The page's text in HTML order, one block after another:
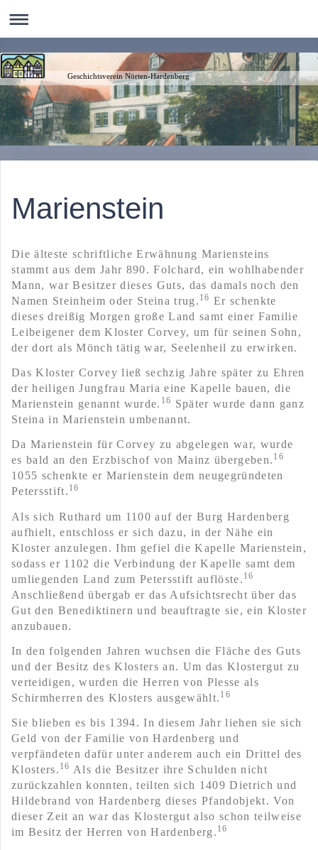
Geschichtsverein Nörten-Hardenberg
Marienstein
Die älteste schriftliche Erwähnung Mariensteins
stammt aus dem Jahr 890. Folchard, ein wohlhabender
Mann, war Besitzer dieses Guts, das damals noch den
Namen Steinheim oder Steina trug. 16 Er schenkte
dieses dreißig Morgen große Land samt einer Familie
Leibeigener dem Kloster Corvey, um für seinen Sohn,
der dort als Mönch tätig war, Seelenheil zu erwirken.
Das Kloster Corvey ließ sechzig Jahre später zu Ehren
der heiligen Jungfrau Maria eine Kapelle bauen, die
Marienstein genannt wurde. 16 Später wurde dann ganz
Steina in Marienstein umbenannt.
Da Marienstein für Corvey zu abgelegen war, wurde
es bald an den Erzbischof von Mainz übergeben. 16
1055 schenkte er Marienstein dem neugegründeten
Petersstift. 16
Als sich Ruthard um 1100 auf der Burg Hardenberg
aufhielt, entschloss er sich dazu, in der Nähe ein
Kloster anzulegen. Ihm gefiel die Kapelle Marienstein,
sodass er 1102 die Verbindung der Kapelle samt dem
umliegenden Land zum Petersstift auflöste. 16
Anschließend übergab er das Aufsichtsrecht über das
Gut den Benediktinern und beauftragte sie, ein Kloster
anzubauen.
In den folgenden Jahren wuchsen die Fläche des Guts
und der Besitz des Klosters an. Um das Klostergut zu
verteidigen, wurden die Herren von Plesse als
Schirmherren des Klosters ausgewählt. 16
Sie blieben es bis 1394. In diesem Jahr liehen sie sich
Geld von der Familie von Hardenberg und
verpfändeten dafür unter anderem auch ein Drittel des
Klosters. 16 Als die Besitzer ihre Schulden nicht
zurückzahlen konnten, teilten sich 1409 Dietrich und
Hildebrand von Hardenberg dieses Pfandobjekt. Von
dieser Zeit an war das Klostergut also schon teilweise
im Besitz der Herren von Hardenberg. 16